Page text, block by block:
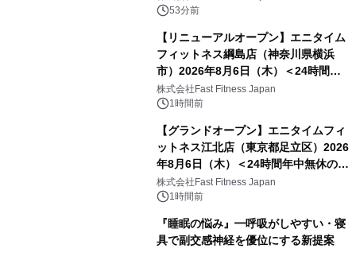
53分前
【リニューアルオープン】エニタイム
フィットネス綱島店（神奈川県横浜
市）2026年8月6日（木）＜24時間年
中無休のフィットネスジム＞
株式会社Fast Fitness Japan
1時間前
【グランドオープン】エニタイムフィ
ットネス江北店（東京都足立区）2026
年8月6日（木）＜24時間年中無休のフ
ィットネスジム＞
株式会社Fast Fitness Japan
1時間前
『睡眠の悩み』━呼吸がしやすい・寝
具で副交感神経を優位にする新提案